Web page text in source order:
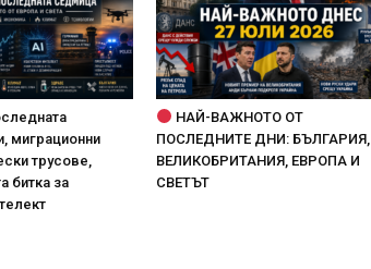
миграционни
трусове,
битка за
НАЙ-ВАЖНОТО ОТ
ПОСЛЕДНИТЕ ДНИ: БЪЛГАРИЯ,
ВЕЛИКОБРИТАНИЯ, ЕВРОПА И
СВЕТЪТ